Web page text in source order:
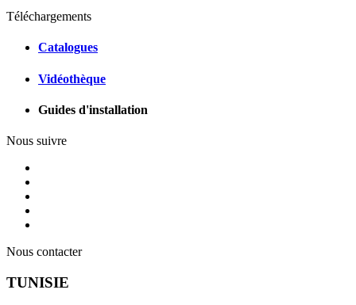
Téléchargements
Catalogues
Vidéothèque
Guides d'installation
Nous suivre
Nous contacter
TUNISIE